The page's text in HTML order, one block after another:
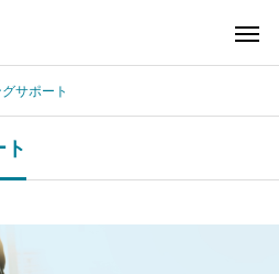
サポート